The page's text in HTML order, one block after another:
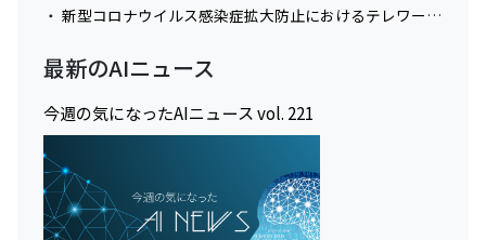
新型コロナウイルス感染症拡大防止におけるテレワーク実施に関してのお知らせ
最新のAIニュース
今週の気になったAIニュース vol. 221